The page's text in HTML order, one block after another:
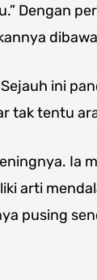
Dengan
ini
tak tentu
Ia
arti
pusing